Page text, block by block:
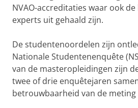
NVAO-accreditaties waar ook
experts uit gehaald zijn.
De studentenoordelen zijn
Nationale Studentenenquête
van de masteropleidingen zijn
twee of drie enquêtejaren
betrouwbaarheid van de